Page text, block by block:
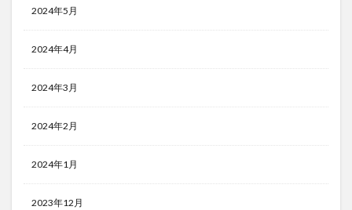
2024年5月
2024年4月
2024年3月
2024年2月
2024年1月
2023年12月